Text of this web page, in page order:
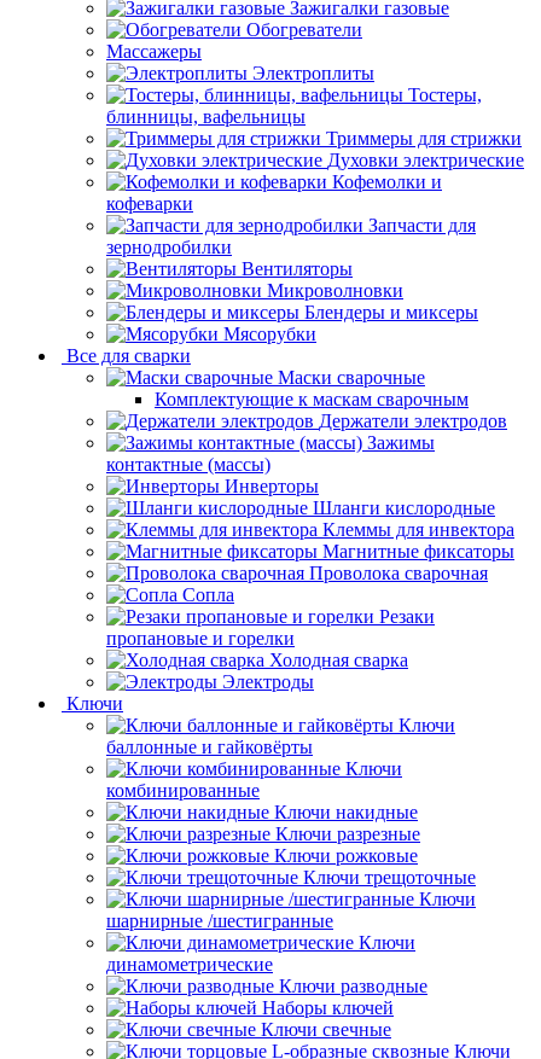
Зажигалки газовые
Обогреватели
Массажеры
Электроплиты
Тостеры,
блинницы, вафельницы
Триммеры для стрижки
Духовки электрические
Кофемолки и
кофеварки
Запчасти для
зернодробилки
Вентиляторы
Микроволновки
Блендеры и миксеры
Мясорубки
Все для сварки
Маски сварочные
Комплектующие к маскам сварочным
Держатели электродов
Зажимы
контактные (массы)
Инверторы
Шланги кислородные
Клеммы для инвектора
Магнитные фиксаторы
Проволока сварочная
Сопла
Резаки
пропановые и горелки
Холодная сварка
Электроды
Ключи
Ключи
баллонные и гайковёрты
Ключи
комбинированные
Ключи накидные
Ключи разрезные
Ключи рожковые
Ключи трещоточные
Ключи
шарнирные /шестигранные
Ключи
динамометрические
Ключи разводные
Наборы ключей
Ключи свечные
Ключи